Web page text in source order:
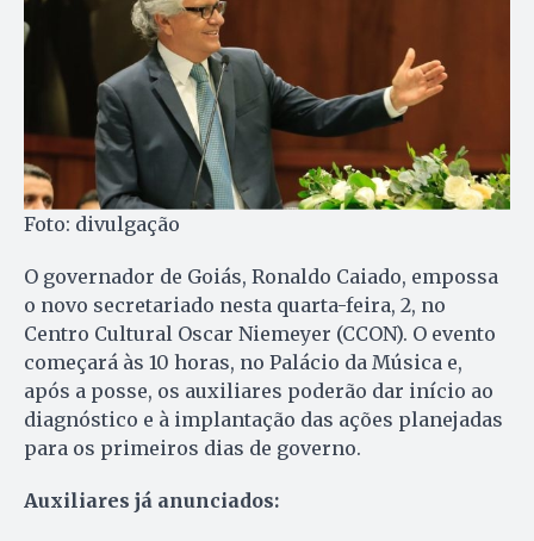
Foto: divulgação
O governador de Goiás, Ronaldo Caiado, empossa
o novo secretariado nesta quarta-feira, 2, no
Centro Cultural Oscar Niemeyer (CCON). O evento
começará às 10 horas, no Palácio da Música e,
após a posse, os auxiliares poderão dar início ao
diagnóstico e à implantação das ações planejadas
para os primeiros dias de governo.
Auxiliares já anunciados: